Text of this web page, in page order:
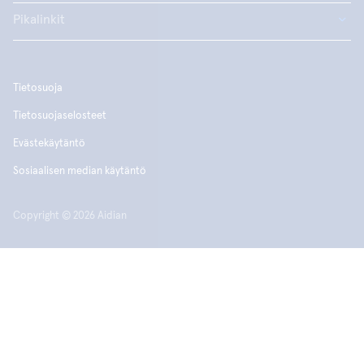
Pikalinkit
Copyright © 2026 Aidian
Tietosuoja
Tietosuojaselosteet
Evästekäytäntö
Sosiaalisen median käytäntö